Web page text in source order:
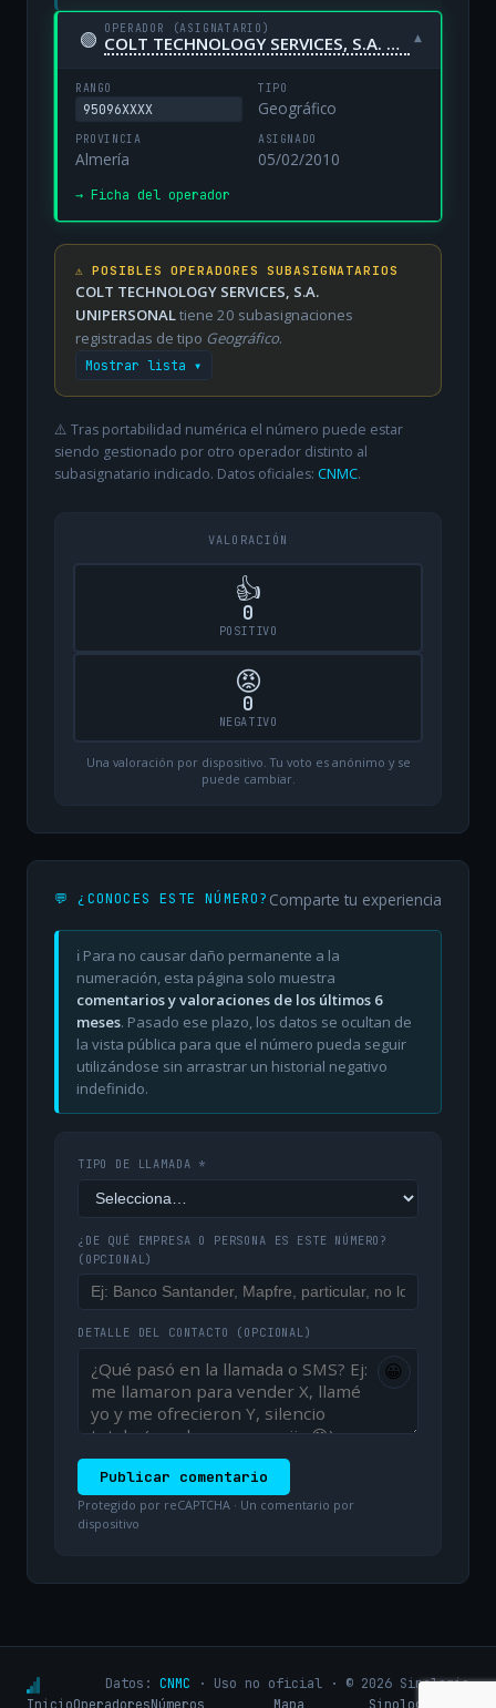
🟢 OPERADOR (ASIGNATARIO)
COLT TECHNOLOGY SERVICES, S.A. UNIPERSONAL ▾
RANGO
95096XXXX
TIPO
Geográfico
PROVINCIA
Almería
ASIGNADO
05/02/2010
→ Ficha del operador
⚠️ POSIBLES OPERADORES SUBASIGNATARIOS
COLT TECHNOLOGY SERVICES, S.A.
UNIPERSONALtiene 20 subasignaciones
registradas de tipo Geográfico.
Mostrar lista ▾
⚠️ Tras portabilidad numérica el número puede estar
siendo gestionado por otro operador distinto al
subasignatario indicado. Datos oficiales: CNMC.
VALORACIÓN
👍
0
POSITIVO
😡
0
NEGATIVO
Una valoración por dispositivo. Tu voto es anónimo y se
puede cambiar.
💬 ¿CONOCES ESTE NÚMERO? Comparte tu experiencia
ℹ️ Para no causar daño permanente a la
numeración, esta página solo muestra
comentarios y valoraciones de los últimos 6
meses. Pasado ese plazo, los datos se ocultan de
la vista pública para que el número pueda seguir
utilizándose sin arrastrar un historial negativo
indefinido.
TIPO DE LLAMADA *
¿DE QUÉ EMPRESA O PERSONA ES ESTE NÚMERO?
(OPCIONAL)
DETALLE DEL CONTACTO (OPCIONAL)
😀
Publicar comentario
Protegido por reCAPTCHA · Un comentario por
dispositivo
Datos: CNMC · Uso no oficial · © 2026 Sinologic